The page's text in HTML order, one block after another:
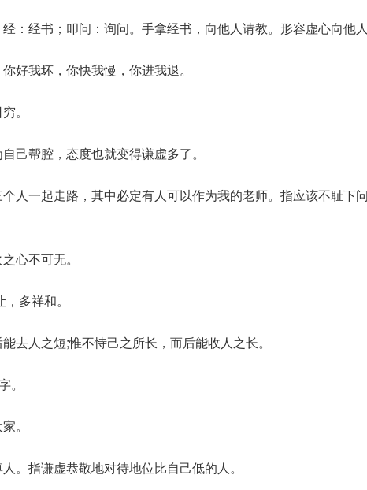
：经书；叩问：询问。手拿经书，向他人请教。形容虚心向他
好我坏，你快我慢，你进我退。
。
己帮腔，态度也就变得谦虚多了。
人一起走路，其中必定有人可以作为我的老师。指应该不耻下
心不可无。
多祥和。
去人之短;惟不恃己之所长，而后能收人之长。
。
。
。指谦虚恭敬地对待地位比自己低的人。